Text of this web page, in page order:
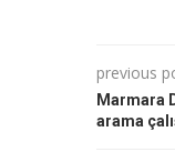
previous
Marmara
arama